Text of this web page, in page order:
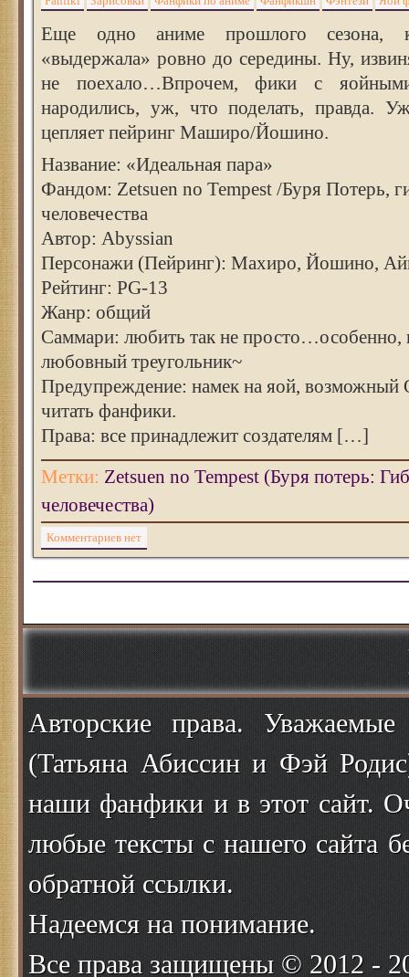
Еще одно аниме прошлого сезона,
«выдержала» ровно до середины. Ну,
не поехало…Впрочем, фики с
народились, уж, что поделать, правда.
цепляет пейринг Маширо/Йошино.
Название: «Идеальная пара»
Фандом: Zetsuen no Tempest /Буря Потерь,
человечества
Автор: Abyssian
Персонажи (Пейринг): Махиро, Йошино,
Рейтинг: PG-13
Жанр: общий
Саммари: любить так не просто…особенно,
любовный треугольник~
Предупреждение: намек на яой, возможный
читать фанфики.
Права: все принадлежит создателям […]
Метки: Zetsuen no Tempest (Буря потерь:
человечества)
Комментариев нет
Авторские права.
(Татьяна Абиссин и Фэй
наши фанфики и в этот сайт.
любые тексты с нашего сайта
обратной ссылки.
Надеемся на понимание.
Все права защищены © 2012 -